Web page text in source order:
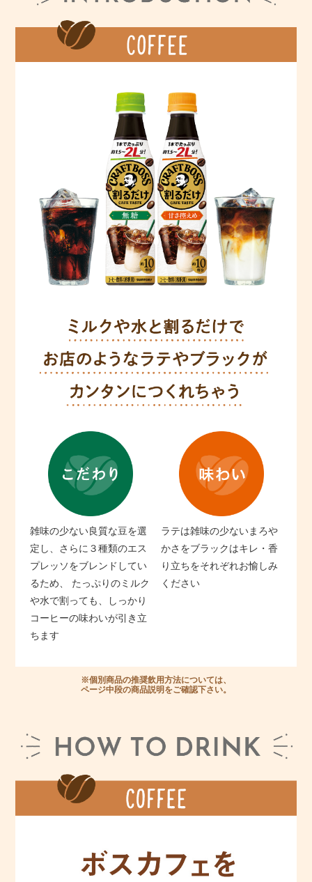
雑味の少ない良質な豆を選
定し、 さらに３種類のエス
プレッソをブレンドしてい
るため、
たっぷりのミルク
や水で割っても、
しっかり
コーヒーの味わいが引き立
ちます
ラテは雑味の少ないまろや
かさをブラックはキレ・香
り立ちをそれぞれお愉しみ
ください
※個別商品の推奨飲用方法については、
ページ中段の商品説明をご確認下さい。